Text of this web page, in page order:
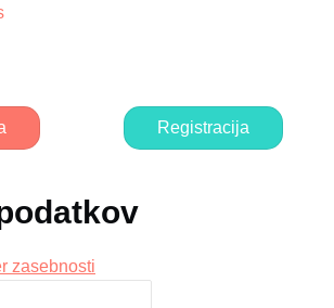
Registracija
zasebnosti